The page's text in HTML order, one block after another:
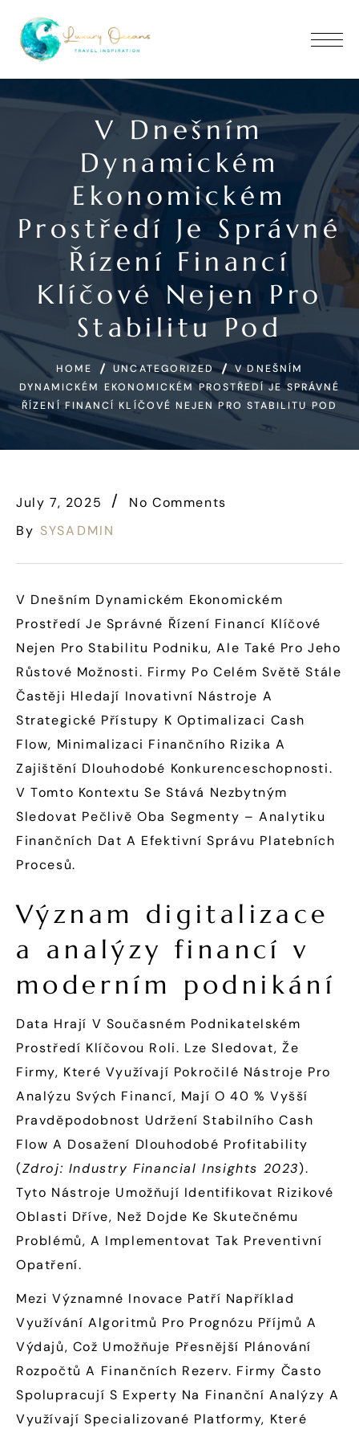
V Dnešním
Dynamickém
Ekonomickém
Prostředí Je Správné
Řízení Financí
Klíčové Nejen Pro
Stabilitu Pod
HOME UNCATEGORIZED
V DNEŠNÍM
DYNAMICKÉM EKONOMICKÉM PROSTŘEDÍ JE SPRÁVNÉ
ŘÍZENÍ FINANCÍ KLÍČOVÉ NEJEN PRO STABILITU POD
July 7, 2025
No Comments
By SYSADMIN
V Dnešním Dynamickém Ekonomickém
Prostředí Je Správné Řízení Financí Klíčové
Nejen Pro Stabilitu Podniku, Ale Také Pro Jeho
Růstové Možnosti. Firmy Po Celém Světě Stále
Častěji Hledají Inovativní Nástroje A
Strategické Přístupy K Optimalizaci Cash
Flow, Minimalizaci Finančního Rizika A
Zajištění Dlouhodobé Konkurenceschopnosti.
V Tomto Kontextu Se Stává Nezbytným
Sledovat Pečlivě Oba Segmenty – Analytiku
Finančních Dat A Efektivní Správu Platebních
Procesů.
Význam digitalizace
a analýzy financí v
moderním podnikání
Data Hrají V Současném Podnikatelském
Prostředí Klíčovou Roli. Lze Sledovat, Že
Firmy, Které Využívají Pokročilé Nástroje Pro
Analýzu Svých Financí, Mají O 40 % Vyšší
Pravděpodobnost Udržení Stabilního Cash
Flow A Dosažení Dlouhodobé Profitability
(Zdroj: Industry Financial Insights 2023).
Tyto Nástroje Umožňují Identifikovat Rizikové
Oblasti Dříve, Než Dojde Ke Skutečnému
Problémů, A Implementovat Tak Preventivní
Opatření.
Mezi Významné Inovace Patří Například
Využívání Algoritmů Pro Prognózu Příjmů A
Výdajů, Což Umožňuje Přesnější Plánování
Rozpočtů A Finančních Rezerv. Firmy Často
Spolupracují S Experty Na Finanční Analýzy A
Využívají Specializované Platformy, Které